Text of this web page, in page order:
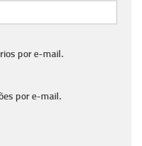
por e-mail.
por e-mail.